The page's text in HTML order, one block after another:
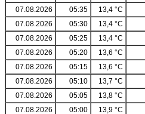
07.08.2026
05:35 13,4 °C
07.08.2026
05:30 13,4 °C
07.08.2026
05:25 13,4 °C
07.08.2026
05:20 13,6 °C
07.08.2026
05:15 13,6 °C
07.08.2026
05:10 13,7 °C
07.08.2026
05:05 13,8 °C
07.08.2026
05:00 13,9 °C